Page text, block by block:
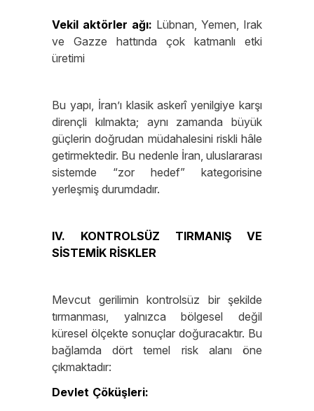
Vekil aktörler ağı: Lübnan, Yemen, Irak
ve Gazze hattında çok katmanlı etki
üretimi
Bu yapı, İran’ı klasik askerî yenilgiye karşı
dirençli kılmakta; aynı zamanda büyük
güçlerin doğrudan müdahalesini riskli hâle
getirmektedir. Bu nedenle İran, uluslararası
sistemde “zor hedef” kategorisine
yerleşmiş durumdadır.
IV. KONTROLSÜZ TIRMANIŞ VE
SİSTEMİK RİSKLER
Mevcut gerilimin kontrolsüz bir şekilde
tırmanması, yalnızca bölgesel değil
küresel ölçekte sonuçlar doğuracaktır. Bu
bağlamda dört temel risk alanı öne
çıkmaktadır:
Devlet Çöküşleri:
kırılgan devletlerin tamamen işlevsiz hâle